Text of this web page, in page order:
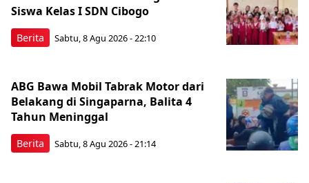
Berita
Siswa Kelas I SDN Cibogo
Sabtu, 8 Agu 2026 - 22:10
Berita
ABG Bawa Mobil Tabrak Motor dari
Belakang di Singaparna, Balita 4
Tahun Meninggal
Sabtu, 8 Agu 2026 - 21:14